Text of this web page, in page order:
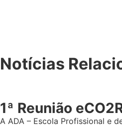
Notícias
1ª Reunião
A ADA – Escola Profissional e